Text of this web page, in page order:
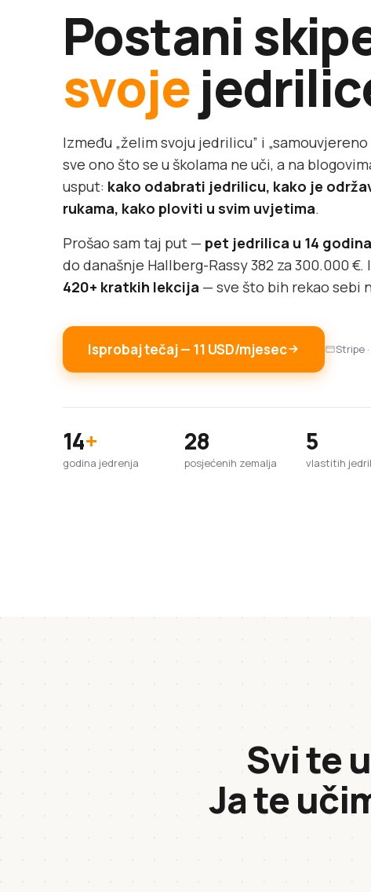
Postani
svoje
Između „želim svoju jedrilicu” i
sve ono što se u školama ne uči, a na
usput: kako odabrati jedrilicu, kako je
rukama, kako ploviti u svim uvjetima.
Prošao sam taj put — pet jedrilica u 14 godina
do današnje Hallberg-Rassy 382 za 300.000 €.
420+ kratkih lekcija — sve što bih rekao sebi
Isprobaj tečaj — 11 USD/mjesec Stripe
14+
godina jedrenja
28
posjećenih zemalja
5
vlastitih
Svi te
Ja te